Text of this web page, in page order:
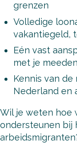
grenzen
Volledige
vakantiegeld,
Eén vast
met je
Kennis van
Nederland en
Wil je weten hoe
ondersteunen bij